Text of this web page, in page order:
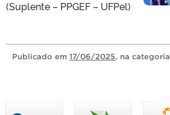
(Suplente – PPGEF – UFPel)
Publicado em 17/06/2025, na categoria